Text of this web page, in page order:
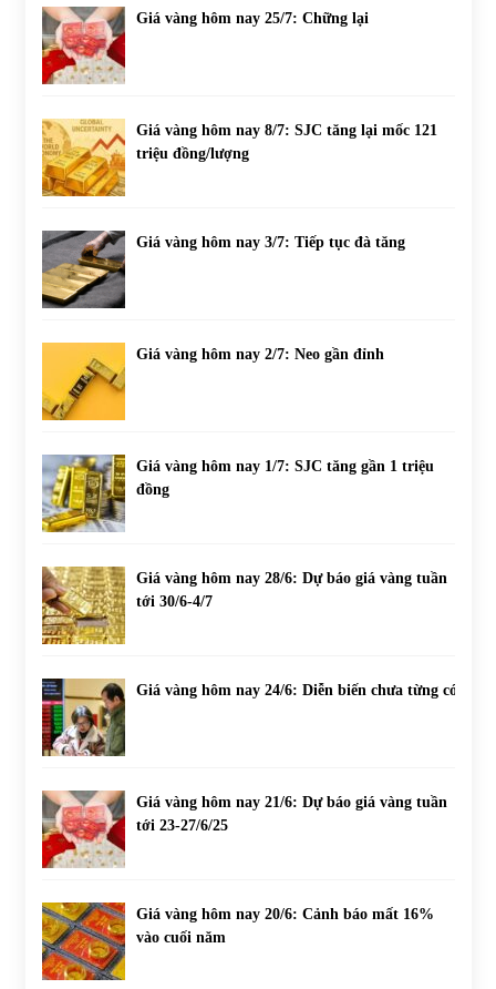
Giá vàng hôm nay 25/7: Chững lại
Giá vàng hôm nay 8/7: SJC tăng lại mốc 121
triệu đồng/lượng
Giá vàng hôm nay 3/7: Tiếp tục đà tăng
Giá vàng hôm nay 2/7: Neo gần đỉnh
Giá vàng hôm nay 1/7: SJC tăng gần 1 triệu
đồng
Giá vàng hôm nay 28/6: Dự báo giá vàng tuần
tới 30/6-4/7
Giá vàng hôm nay 24/6: Diễn biến chưa từng có
Giá vàng hôm nay 21/6: Dự báo giá vàng tuần
tới 23-27/6/25
Giá vàng hôm nay 20/6: Cảnh báo mất 16%
vào cuối năm